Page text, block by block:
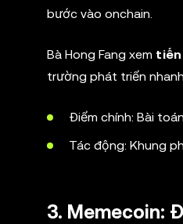
bước vào onchain.
Bà Hong Fang xem tiến
trường phát triển
Điểm chính: Bài
Tác động: Khung
3. Memecoin: